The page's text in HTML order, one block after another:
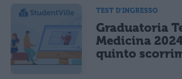
TEST D'INGRESSO
Graduatoria
Medicina
quinto